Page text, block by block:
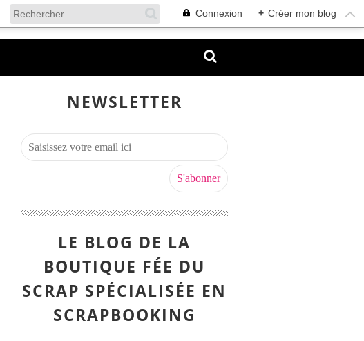
Connexion + Créer mon blog
NEWSLETTER
LE BLOG DE LA
BOUTIQUE FÉE DU
SCRAP SPÉCIALISÉE EN
SCRAPBOOKING